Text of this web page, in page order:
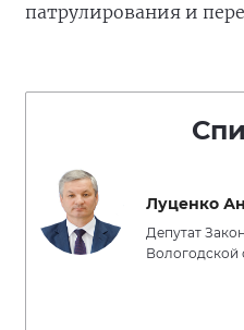
патрулирования и
Луценко
Депутат
Вологодской